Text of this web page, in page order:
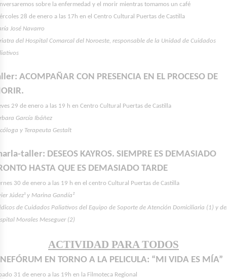
sobre la enfermedad y el morir mientras tomamos un café
28 de enero a las 17h en el Centro Cultural Puertas de Castilla
José Navarro
del Hospital Comarcal del Noroeste, responsable de la Unidad de Cuidados
ACOMPAÑAR CON PRESENCIA EN EL PROCESO DE
29 de enero a las 19 h en Centro Cultural Puertas de Castilla
García Ibáñez
y Terapeuta Gestalt
taller: DESEOS KAYROS. SIEMPRE ES DEMASIADO
HASTA QUE ES DEMASIADO TARDE
30 de enero a las 19 h en el centro Cultural Puertas de Castilla
Júdez¹ y Marina Gandía²
de Cuidados Paliativos del Equipo de Soporte de Atención Domiciliaria (1) y
Morales Meseguer (2)
ACTIVIDAD PARA TODOS
EN TORNO A LA PELICULA: “MI VIDA ES MÍA”
31 de enero a las 19h en la Filmoteca Regional